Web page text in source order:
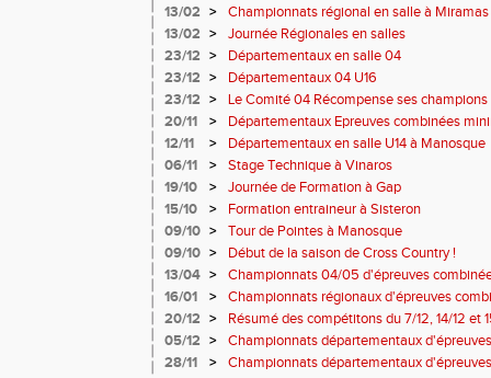
13/02 >
Championnats régional en salle à Miramas
13/02 >
Journée Régionales en salles
23/12 >
Départementaux en salle 04
23/12 >
Départementaux 04 U16
23/12 >
Le Comité 04 Récompense ses champions
20/11
>
Départementaux Epreuves combinées
12/11
>
Départementaux en salle U14 à Manosque
06/11
>
Stage Technique à Vinaros
19/10
>
Journée de Formation à Gap
15/10
>
Formation entraineur à Sisteron
09/10 >
Tour de Pointes à Manosque
09/10 >
Début de la saison de Cross Country !
13/04 >
Championnats 04/05 d'épreuves
16/01
>
Championnats régionaux d'épreuves
20/12 >
Résumé des compétitons du 7/12, 14/12 et
05/12 >
Championnats départementaux
Miramas
28/11 >
Championnats départementaux